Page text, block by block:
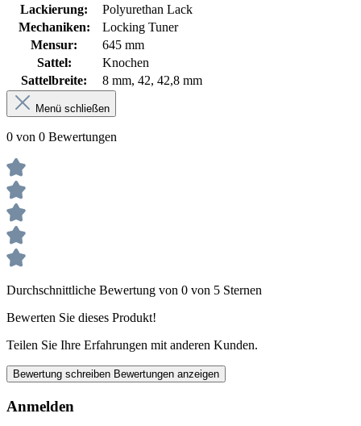
Lackierung:
Polyurethan Lack
Mechaniken:
Locking Tuner
Mensur:
645 mm
Sattel:
Knochen
Sattelbreite:
8 mm, 42, 42,8 mm
Menü schließen
0 von 0 Bewertungen
Durchschnittliche Bewertung von 0 von 5 Sternen
Bewerten Sie dieses Produkt!
Teilen Sie Ihre Erfahrungen mit anderen Kunden.
Bewertung schreiben Bewertungen anzeigen
Anmelden